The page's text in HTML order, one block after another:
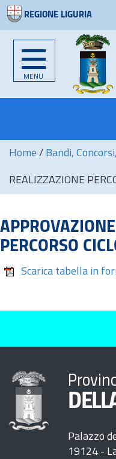
REGIONE LIGURIA
MENU
Home / Bandi,
REALIZZAZIONE
PERCORSO
Scarica tabella in
Palazzo
19124 -